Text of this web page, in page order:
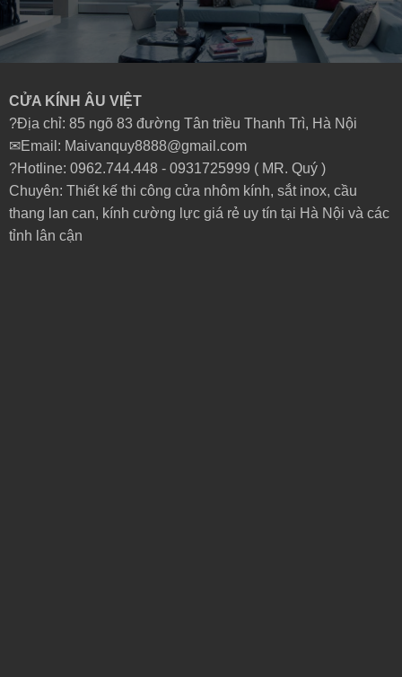
CỬA KÍNH ÂU VIỆT
?Địa chỉ: 85 ngõ 83 đường Tân triều Thanh Trì, Hà Nội
✉Email: Maivanquy8888@gmail.com
?Hotline: 0962.744.448 - 0931725999 ( MR. Quý )
Chuyên: Thiết kế thi công cửa nhôm kính, sắt inox, cầu
thang lan can, kính cường lực giá rẻ uy tín tại Hà Nội và các
tỉnh lân cận